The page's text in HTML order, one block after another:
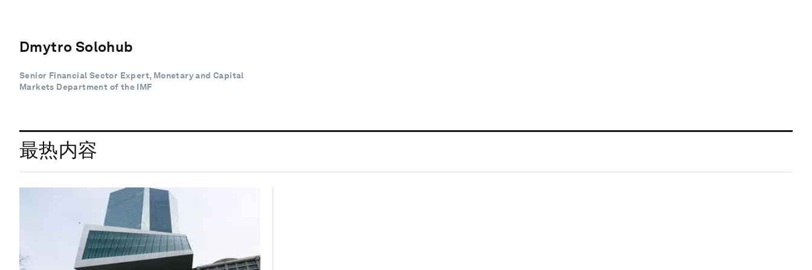
Dmytro Solohub
Senior Financial Sector Expert, Monetary and Capital
Markets Department of the IMF
最热内容